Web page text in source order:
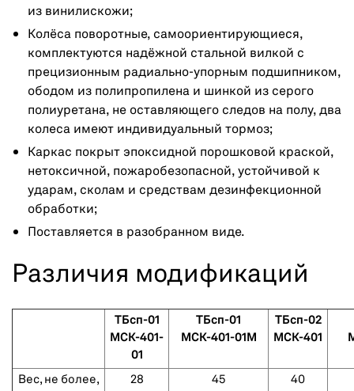
из винилискожи;
Колёса поворотные, самоориентирующиеся,
комплектуются надёжной стальной вилкой с
прецизионным радиально-упорным подшипником,
ободом из полипропилена и шинкой из серого
полиуретана, не оставляющего следов на полу, два
колеса имеют индивидуальный тормоз;
Каркас покрыт эпоксидной порошковой краской,
нетоксичной, пожаробезопасной, устойчивой к
ударам, сколам и средствам дезинфекционной
обработки;
Поставляется в разобранном виде.
Различия модификаций
ТБсп-01
МСК-401-
01
ТБсп-01
МСК-401-01М
ТБсп-02
МСК-401
Вес, не более,
28 45 40